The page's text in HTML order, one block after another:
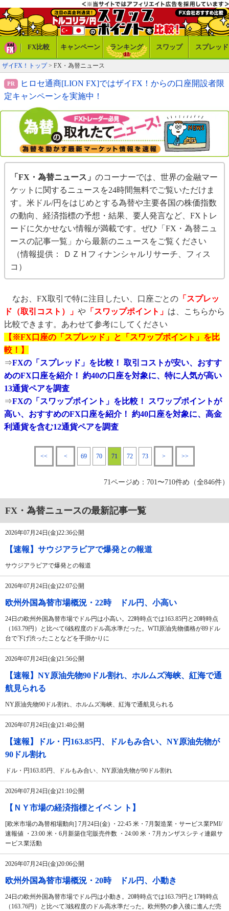
FX比較 キャンペーン ランキング スワップ スプレッド
ザイFX！トップ> FX・為替ニュース
ヒロセ通商[LION FX]ではザイFX！からの口座開設者限
定キャンペーンを実施中！
「FX・為替ニュース」 のコーナーでは、世界の金融マー
ケットに関するニュースを24時間無料でご覧いただけま
す。米ドル/円をはじめとする為替や主要各国の株価指数
の動向、経済指標の予想・結果、要人発言など、FXトレ
ードに欠かせない情報が満載です。ぜひ「FX・為替ニュ
ースの記事一覧」から最新のニュースをご覧ください
（情報提供： ＤＺＨフィナンシャルリサーチ、フィス
コ）
なお、FX取引で特に注目したい、口座ごとの 「スプレッ
ド（取引コスト）」 や 「スワップポイント」 は、こちらから
比較できます。あわせて参考にしてください
【※FX口座の「スプレッド」と「スワップポイント」を比
較！】
⇒FXの「スプレッド」を比較！ 取引コストが安い、おすす
めのFX口座を紹介！ 約40の口座を対象に、特に人気が高い
13通貨ペアを調査
⇒FXの「スワップポイント」を比較！ スワップポイントが
高い、おすすめのFX口座を紹介！ 約40口座を対象に、高金
利通貨を含む12通貨ペアを調査
<< < 69 70 71 72 73 > >>
71ページめ：701〜710件め（全846件）
FX・為替ニュースの最新記事一覧
2026年07月24日(金)22:36公開
【速報】サウジアラビアで爆発との報道
サウジアラビアで爆発との報道
2026年07月24日(金)22:07公開
欧州外国為替市場概況・22時 ドル円、小高い
24日の欧州外国為替市場でドル円は小高い。22時時点では163.85円と20時時点
（163.79円）と比べて6銭程度のドル高水準だった。WTI原油先物価格が89ドル
台で下げ渋ったことなどを手掛かりに
2026年07月24日(金)21:56公開
【速報】NY原油先物90ドル割れ、ホルムズ海峡、紅海で通
航見られる
NY原油先物90ドル割れ、ホルムズ海峡、紅海で通航見られる
2026年07月24日(金)21:48公開
【速報】ドル・円163.85円、ドルもみ合い、NY原油先物が
90ドル割れ
ドル・円163.85円、ドルもみ合い、NY原油先物が90ドル割れ
2026年07月24日(金)21:10公開
【ＮＹ市場の経済指標とイベ ン ト】
[欧米市場の為替相場動向] 7月24日(金) ・22:45 米・7月製造業・サービス業PMI/
速報値 ・23:00 米・6月新築住宅販売件数 ・24:00 米・7月カンザスシティ連銀サ
ービス業活動
2026年07月24日(金)20:06公開
欧州外国為替市場概況・20時 ドル円、小動き
24日の欧州外国為替市場でドル円は小動き。20時時点では163.79円と17時時点
（163.76円）と比べて3銭程度のドル高水準だった。欧州勢の参入後に進んだ売